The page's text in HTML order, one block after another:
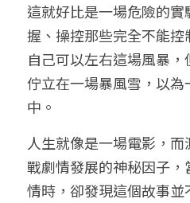
這就好比是一場危險的
握、操控那些完全不能
自己可以左右這場風暴
佇立在一場暴風雪，以
中。
人生就像是一場電影，
戰劇情發展的神秘因子
情時，卻發現這個故事並